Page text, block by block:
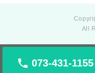
073-431-1155
All